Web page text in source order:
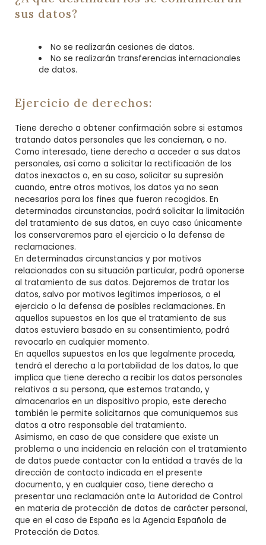
sus datos?
No se realizarán cesiones de datos.
No se realizarán transferencias internacionales
de datos.
Ejercicio de derechos:
Tiene derecho a obtener confirmación sobre si estamos
tratando datos personales que les conciernan, o no.
Como interesado, tiene derecho a acceder a sus datos
personales, así como a solicitar la rectificación de los
datos inexactos o, en su caso, solicitar su supresión
cuando, entre otros motivos, los datos ya no sean
necesarios para los fines que fueron recogidos. En
determinadas circunstancias, podrá solicitar la limitación
del tratamiento de sus datos, en cuyo caso únicamente
los conservaremos para el ejercicio o la defensa de
reclamaciones.
En determinadas circunstancias y por motivos
relacionados con su situación particular, podrá oponerse
al tratamiento de sus datos. Dejaremos de tratar los
datos, salvo por motivos legítimos imperiosos, o el
ejercicio o la defensa de posibles reclamaciones. En
aquellos supuestos en los que el tratamiento de sus
datos estuviera basado en su consentimiento, podrá
revocarlo en cualquier momento.
En aquellos supuestos en los que legalmente proceda,
tendrá el derecho a la portabilidad de los datos, lo que
implica que tiene derecho a recibir los datos personales
relativos a su persona, que estemos tratando, y
almacenarlos en un dispositivo propio, este derecho
también le permite solicitarnos que comuniquemos sus
datos a otro responsable del tratamiento.
Asimismo, en caso de que considere que existe un
problema o una incidencia en relación con el tratamiento
de datos puede contactar con la entidad a través de la
dirección de contacto indicada en el presente
documento, y en cualquier caso, tiene derecho a
presentar una reclamación ante la Autoridad de Control
en materia de protección de datos de carácter personal,
que en el caso de España es la Agencia Española de
Protección de Datos.